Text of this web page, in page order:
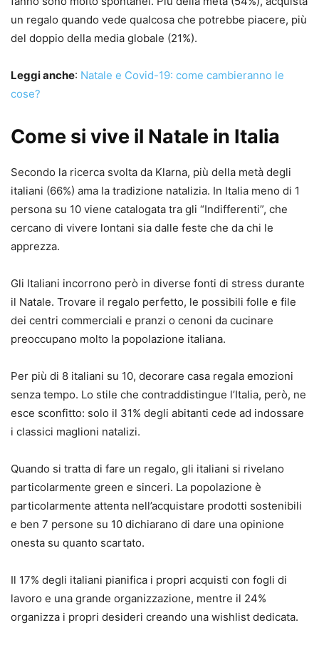
un regalo quando vede qualcosa che potrebbe piacere, più
del doppio della media globale (21%).
Leggi anche: Natale e Covid-19: come cambieranno le
cose?
Come si vive il Natale in Italia
Secondo la ricerca svolta da Klarna, più della metà degli
italiani (66%) ama la tradizione natalizia. In Italia meno di 1
persona su 10 viene catalogata tra gli “Indifferenti”, che
cercano di vivere lontani sia dalle feste che da chi le
apprezza.
Gli Italiani incorrono però in diverse fonti di stress durante
il Natale. Trovare il regalo perfetto, le possibili folle e file
dei centri commerciali e pranzi o cenoni da cucinare
preoccupano molto la popolazione italiana.
Per più di 8 italiani su 10, decorare casa regala emozioni
senza tempo. Lo stile che contraddistingue l’Italia, però, ne
esce sconfitto: solo il 31% degli abitanti cede ad indossare
i classici maglioni natalizi.
Quando si tratta di fare un regalo, gli italiani si rivelano
particolarmente green e sinceri. La popolazione è
particolarmente attenta nell’acquistare prodotti sostenibili
e ben 7 persone su 10 dichiarano di dare una opinione
onesta su quanto scartato.
Il 17% degli italiani pianifica i propri acquisti con fogli di
lavoro e una grande organizzazione, mentre il 24%
organizza i propri desideri creando una wishlist dedicata.